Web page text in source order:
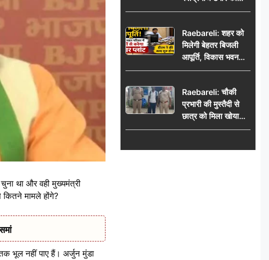
था और वही मुख्यमंत्री
मामले होंगे?
भूल नहीं पाए हैं। अर्जुन मुंडा
85वीं पुण्यतिथि मनाई
श्रद्धांजलि
Raebareli: शहर को
मिलेगी बेहतर बिजली
आपूर्ति, विकास भवन
परिसर में करोड़ों से
Raebareli: चौकी
प्रभारी की मुस्तैदी से
छात्र को मिला खोया
बैग, जरूरी दस्तावेज
पुलिस टीम का जताया